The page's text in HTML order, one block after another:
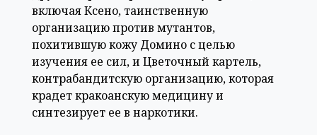
включая Ксено, таинственную
организацию против мутантов,
похитившую кожу Домино с целью
изучения ее сил, и Цветочный картель,
контрабандитскую организацию, которая
крадет кракоанскую медицину и
синтезирует ее в наркотики.